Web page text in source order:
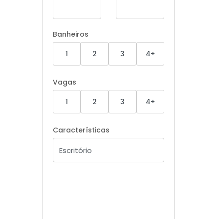
Banheiros
1
2 3 4+
Vagas
1
2 3 4+
Características